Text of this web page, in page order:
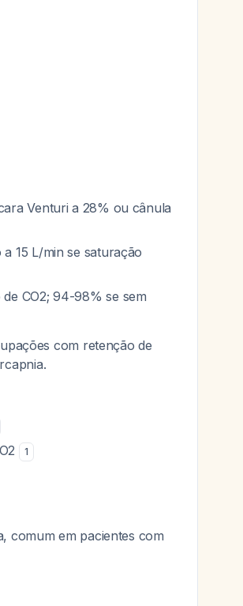
Venturi a 28% ou cânula
15 L/min se saturação
CO2; 94-98% se sem
com retenção de
1
comum em pacientes com